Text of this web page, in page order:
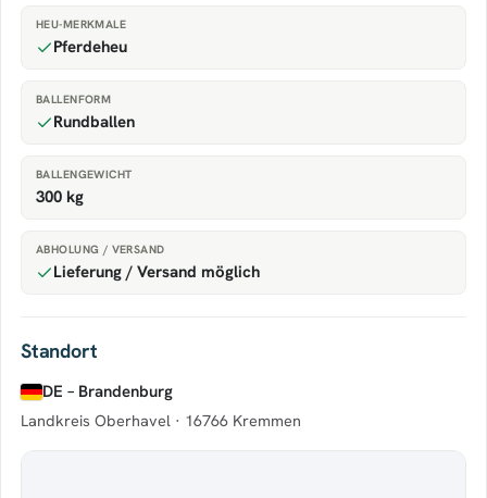
HEU-MERKMALE
Pferdeheu
BALLENFORM
Rundballen
BALLENGEWICHT
300 kg
ABHOLUNG / VERSAND
Lieferung / Versand möglich
Standort
DE – Brandenburg
Landkreis Oberhavel · 16766 Kremmen